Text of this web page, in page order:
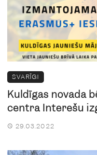
SVARĪGI
Kuldīgas novada
centra Interešu
29.03.2022